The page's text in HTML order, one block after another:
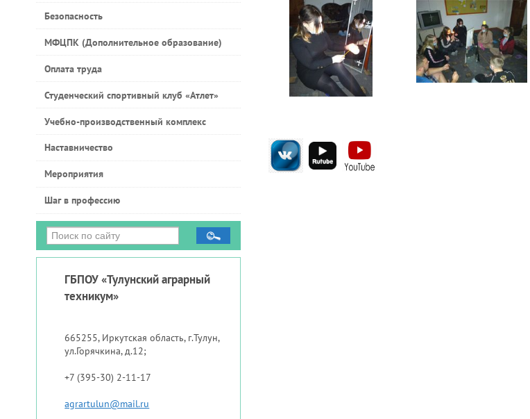
Безопасность
МФЦПК (Дополнительное образование)
Оплата труда
Студенческий спортивный клуб «Атлет»
Учебно-производственный комплекс
Наставничество
Мероприятия
Шаг в профессию
ГБПОУ «Тулунский аграрный
техникум»
665255, Иркутская область, г.Тулун,
ул.Горячкина, д.12;
+7 (395-30) 2-11-17
agrartulun@mail.ru